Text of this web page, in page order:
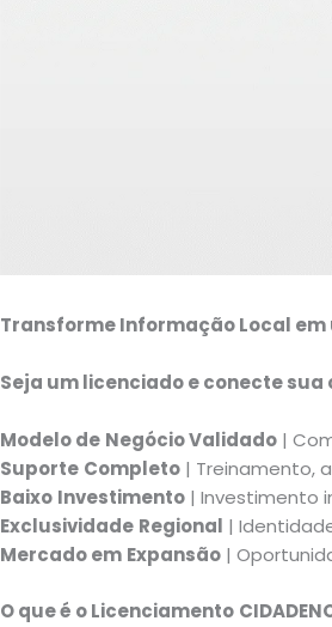
Transforme Informação Local
Seja um licenciado e conecte
Modelo de Negócio Validado |
Suporte Completo | Treinamento,
Baixo Investimento | Investimento
Exclusividade Regional |
Mercado em Expansão |
O que é o Licenciamento